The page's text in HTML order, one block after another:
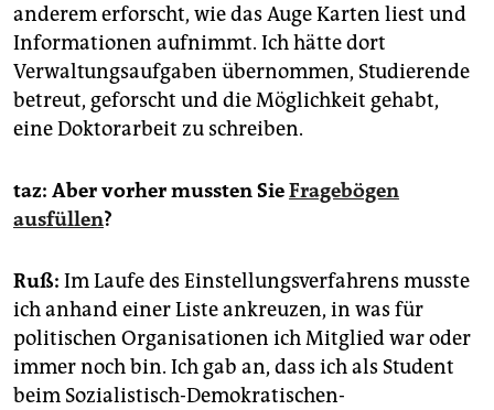
anderem erforscht, wie das Auge Karten liest und
Informationen aufnimmt. Ich hätte dort
Verwaltungsaufgaben übernommen, Studierende
betreut, geforscht und die Möglichkeit gehabt,
eine Doktorarbeit zu schreiben.
taz: Aber vorher mussten SieFragebögen
ausfüllen?
Ruß: Im Laufe des Einstellungsverfahrens musste
ich anhand einer Liste ankreuzen, in was für
politischen Organisationen ich Mitglied war oder
immer noch bin. Ich gab an, dass ich als Student
beim Sozialistisch-Demokratischen-